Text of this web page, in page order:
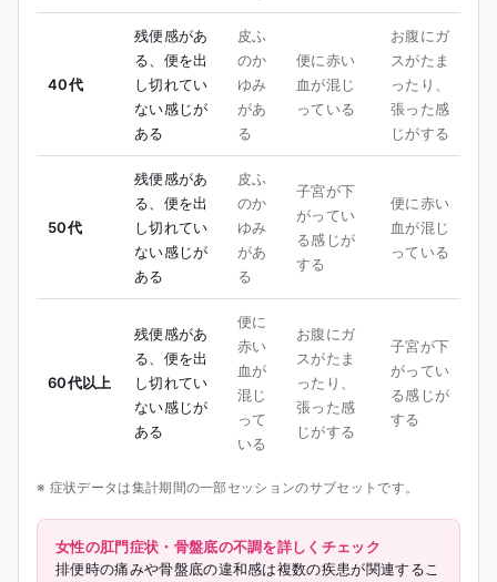
40代
残便感があ
る、便を出
し切れてい
ない感じが
ある
皮ふ
のか
ゆみ
があ
る
便に赤い
血が混じ
っている
お腹にガ
スがたま
ったり、
張った感
じがする
50代
残便感があ
る、便を出
し切れてい
ない感じが
ある
皮ふ
のか
ゆみ
があ
る
子宮が下
がってい
る感じが
する
便に赤い
血が混じ
っている
60代以上
残便感があ
る、便を出
し切れてい
ない感じが
ある
便に
赤い
血が
混じ
って
いる
お腹にガ
スがたま
ったり、
張った感
じがする
子宮が下
がってい
る感じが
する
※ 症状データは集計期間の一部セッションのサブセットです。
女性の肛門症状・骨盤底の不調を詳しくチェック
排便時の痛みや骨盤底の違和感は複数の疾患が関連するこ